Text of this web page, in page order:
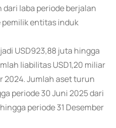
laba periode berjalan
entitas induk
USD923,88 juta hingga
liabilitas USD1,20 miliar
2024. Jumlah aset turun
periode 30 Juni 2025 dari
periode 31 Desember